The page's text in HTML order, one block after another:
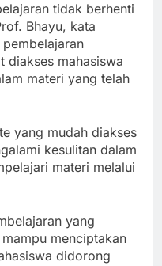
tidak berhenti
Bhayu, kata
diakses mahasiswa
materi yang telah
yang mudah diakses
kesulitan dalam
materi melalui
yang
menciptakan
didorong